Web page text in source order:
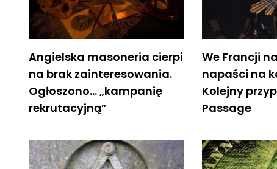
Angielska masoneria cierpi
na brak zainteresowania.
Ogłoszono… „kampanię
rekrutacyjną”
We Francji
napaści na
Kolejny
Passage